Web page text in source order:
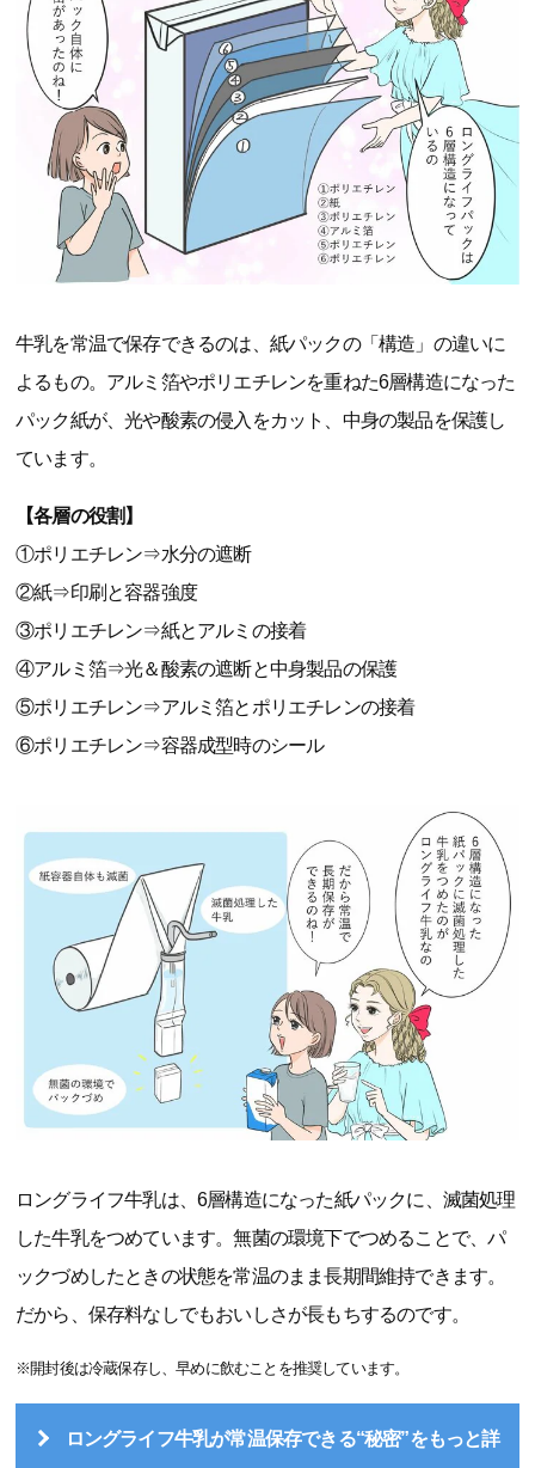
牛乳を常温で保存できるのは、紙パックの「構造」の違いに
よるもの。アルミ箔やポリエチレンを重ねた6層構造になった
パック紙が、光や酸素の侵入をカット、中身の製品を保護し
ています。
【各層の役割】
①ポリエチレン⇒水分の遮断
②紙⇒印刷と容器強度
③ポリエチレン⇒紙とアルミの接着
④アルミ箔⇒光＆酸素の遮断と中身製品の保護
⑤ポリエチレン⇒アルミ箔とポリエチレンの接着
⑥ポリエチレン⇒容器成型時のシール
ロングライフ牛乳は、6層構造になった紙パックに、滅菌処理
した牛乳をつめています。無菌の環境下でつめることで、パ
ックづめしたときの状態を常温のまま長期間維持できます。
だから、保存料なしでもおいしさが長もちするのです。
※開封後は冷蔵保存し、早めに飲むことを推奨しています。
ロングライフ牛乳が常温保存できる“秘密”をもっと詳